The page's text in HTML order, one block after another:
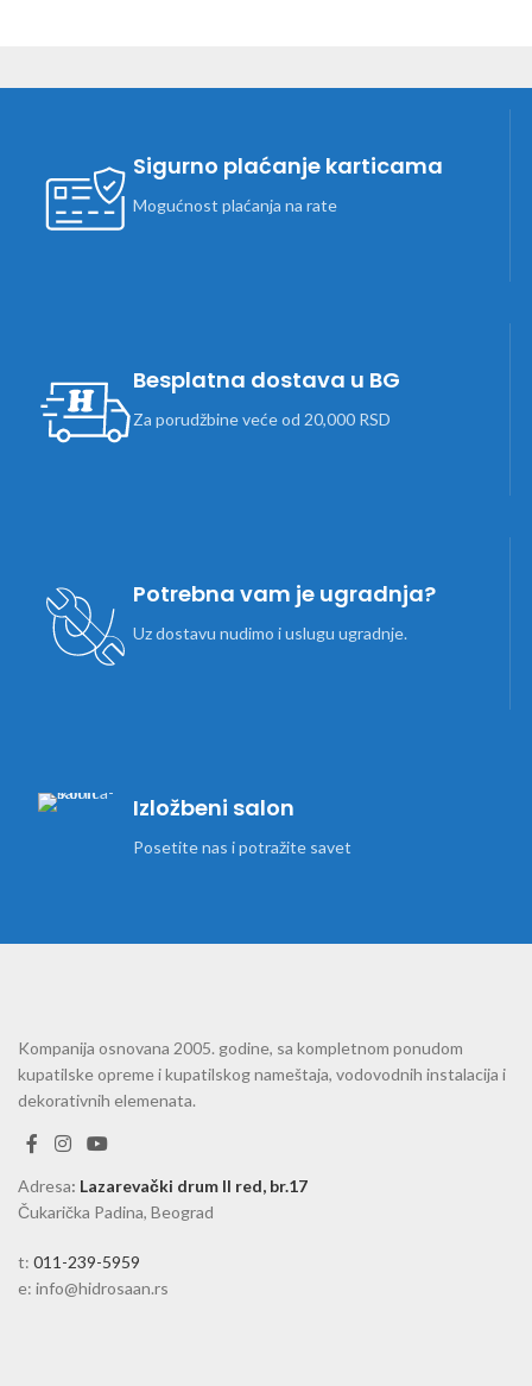
Sigurno plaćanje karticama
Mogućnost plaćanja na rate
Besplatna dostava u BG
Za porudžbine veće od 20,000 RSD
Potrebna vam je ugradnja?
Uz dostavu nudimo i uslugu ugradnje.
Izložbeni salon
Posetite nas i potražite savet
Kompanija osnovana 2005. godine, sa kompletnom ponudom
kupatilske opreme i kupatilskog nameštaja, vodovodnih instalacija i
dekorativnih elemenata.
Adresa: Lazarevački drum II red, br.17
Čukarička Padina, Beograd
t: 011-239-5959
e: info@hidrosaan.rs